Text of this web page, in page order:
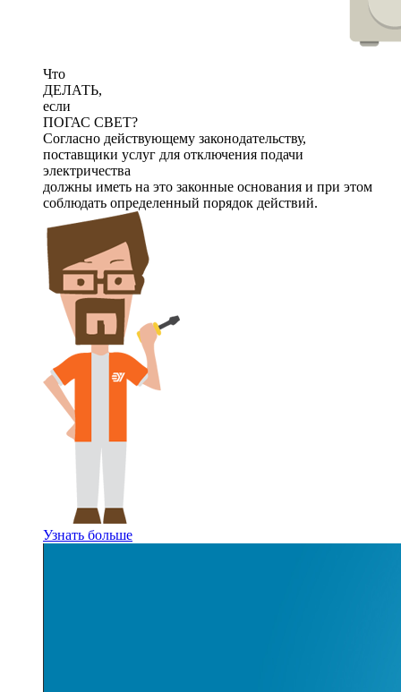
Что
ДЕЛАТЬ,
если
ПОГАС СВЕТ?
Согласно действующему законодательству,
поставщики услуг для отключения подачи
электричества
должны иметь на это законные основания и при этом
соблюдать определенный порядок действий.
Узнать больше